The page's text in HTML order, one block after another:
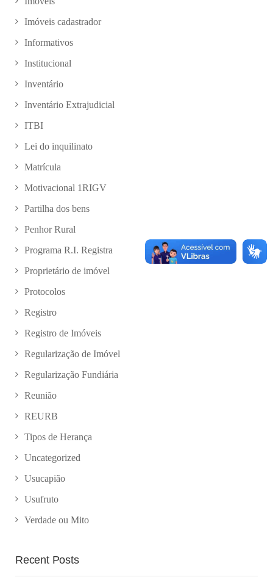
Imóveis cadastrador
Informativos
Institucional
Inventário
Inventário Extrajudicial
ITBI
Lei do inquilinato
Matrícula
Motivacional 1RIGV
Partilha dos bens
Penhor Rural
Programa R.I. Registra
Proprietário de imóvel
Protocolos
Registro
Registro de Imóveis
Regularização de Imóvel
Regularização Fundiária
Reunião
REURB
Tipos de Herança
Uncategorized
Usucapião
Usufruto
Verdade ou Mito
Recent Posts